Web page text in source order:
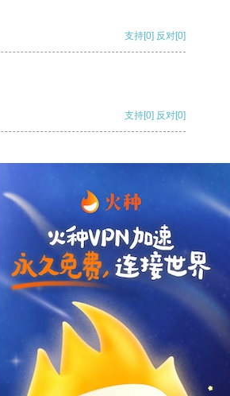
支持[0] 反对[0]
支持[0] 反对[0]
支持
支持[0] 反对[0]
支持[0] 反对[0]